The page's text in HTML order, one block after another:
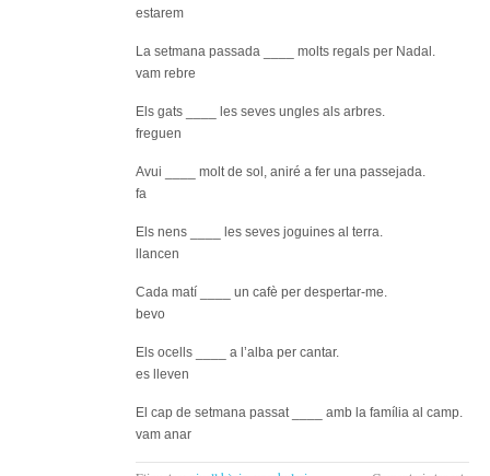
estarem
La setmana passada ____ molts regals per Nadal.
vam rebre
Els gats ____ les seves ungles als arbres.
freguen
Avui ____ molt de sol, aniré a fer una passejada.
fa
Els nens ____ les seves joguines al terra.
llancen
Cada matí ____ un cafè per despertar-me.
bevo
Els ocells ____ a l’alba per cantar.
es lleven
El cap de setmana passat ____ amb la família al camp.
vam anar